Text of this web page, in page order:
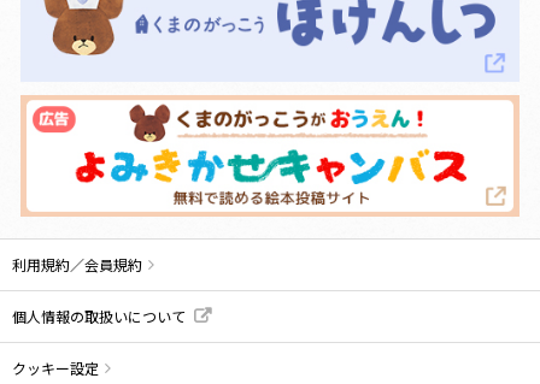
利用規約／会員規約
個人情報の取扱いについて
クッキー設定